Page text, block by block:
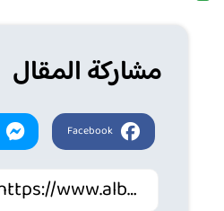
مشاركة المقال
Facebook